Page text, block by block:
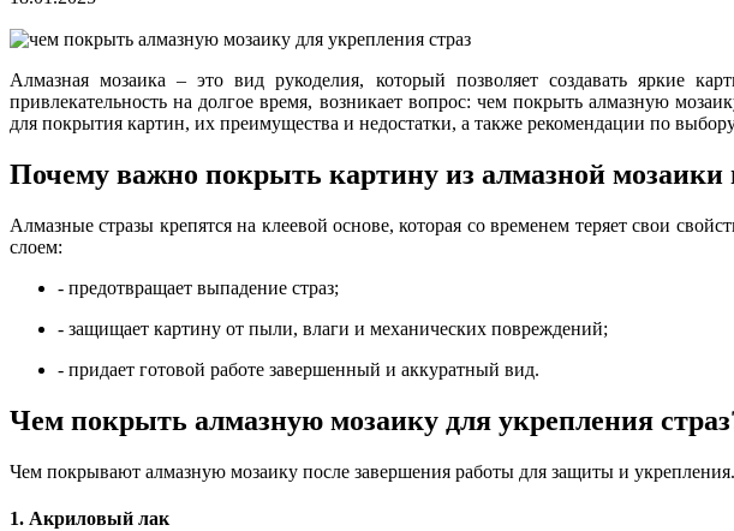
Алмазная мозаика – это вид рукоделия, который позволяет создавать яркие
привлекательность на долгоевремя, возникает вопрос: чем покрыть алмазную
для покрытия картин, их преимущества и недостатки, а также рекомендации по
Почему важно покрыть картину из алмазной мозаики
Алмазные стразы крепятся на клеевой основе, которая со временем теряет свои
слоем:
- предотвращает выпадение страз;
- защищает картину от пыли, влаги и механических повреждений;
- придает готовой работе завершенный и аккуратный вид.
Чем покрыть алмазную мозаику для укрепления
Чем покрывают алмазную мозаику после завершения работы для защиты и укрепления.
1. Акриловый лак